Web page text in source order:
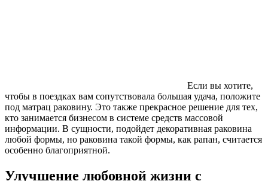
Если вы хотите,
чтобы в поездках вам сопутствовала большая удача, положите
под матрац раковину. Это также прекрасное решение для тех,
кто занимается бизнесом в системе средств массовой
информации. В сущности, подойдет декоративная раковина
любой формы, но раковина такой формы, как рапан, считается
особенно благоприятной.
Улучшение любовной жизни с